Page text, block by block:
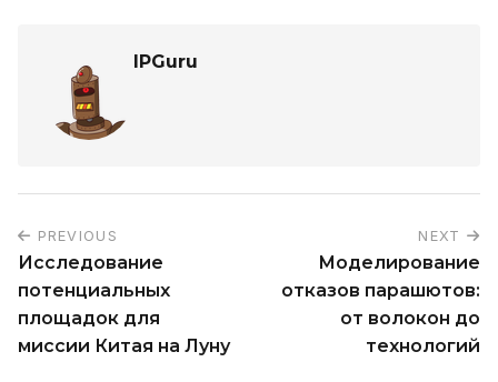
IPGuru
PREVIOUS
Исследование
потенциальных
площадок для
миссии Китая на Луну
NEXT
Моделирование
отказов парашютов:
от волокон до
технологий